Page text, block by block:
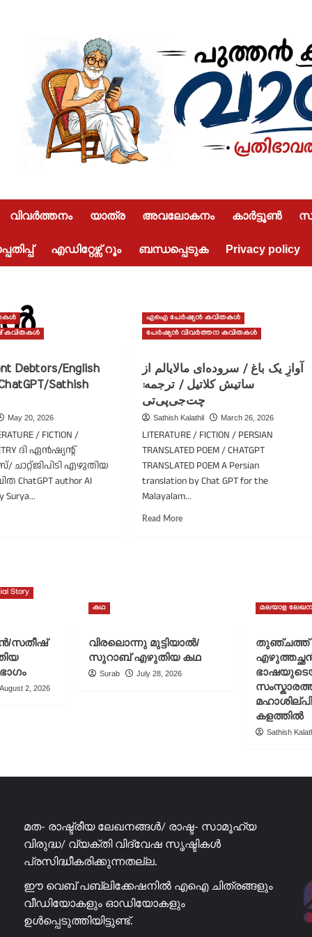
വിവർത്തനം യാത്ര അവലോകനം കാർട്ടൂൺ
എഡിറ്റേഴ്സ് റൂം ബന്ധപ്പെടുക Privacy policy
കവിതകൾ
Debtors/English
Sathish
May 20, 2026
/ FICTION /
ദി ഏൻഷ്യന്റ്
ചാറ്റ്ജിപിടി എഴുതിയ
ChatGPT author AI
Surya...
എഐ പേർഷ്യൻ കവിതകൾ
പേർഷ്യൻ വിവർത്തന കവിതകൾ
آوازِ یک باغ / سروده‌ای مالایالم از
ساتیش کلاتیل / ترجمه:
چت‌جی‌پی‌تی
Sathish Kalathil March 26, 2026
LITERATURE / FICTION / PERSIAN
TRANSLATED POEM / CHATGPT
TRANSLATED POEM A Persian
translation by Chat GPT for the
Malayalam...
Read MoreRead
ساتیش
کلاتیل
Story
സതീഷ്
August 2, 2026
കഥ
വിരലൊന്നു മുട്ടിയാൽ/
സുറാബ് എഴുതിയ കഥ
Surab July 28, 2026
മലയാള
തുഞ്ചത്ത്
കളത്തിൽ
Sathish
മത- രാഷ്ട്രീയ ലേഖനങ്ങൾ/ രാഷ്ട- സാമൂഹ്യ
വിരുദ്ധ/ വ്യക്തി വിദ്വേഷ സൃഷ്ടികൾ
പ്രസിദ്ധീകരിക്കുന്നതല്ല.
ഈ വെബ് പബ്ലിക്കേഷനിൽ എഐ ചിത്രങ്ങളും
വീഡിയോകളും ഓഡിയോകളും
ഉൾപ്പെടുത്തിയിട്ടുണ്ട്.